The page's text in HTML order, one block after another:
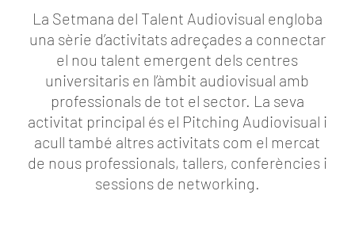
La Setmana del Talent Audiovisual engloba
una sèrie d’activitats adreçades a connectar
el nou talent emergent dels centres
universitaris en l’àmbit audiovisual amb
professionals de tot el sector. La seva
activitat principal és el Pitching Audiovisual i
acull també altres activitats com el mercat
de nous professionals, tallers, conferències i
sessions de networking.